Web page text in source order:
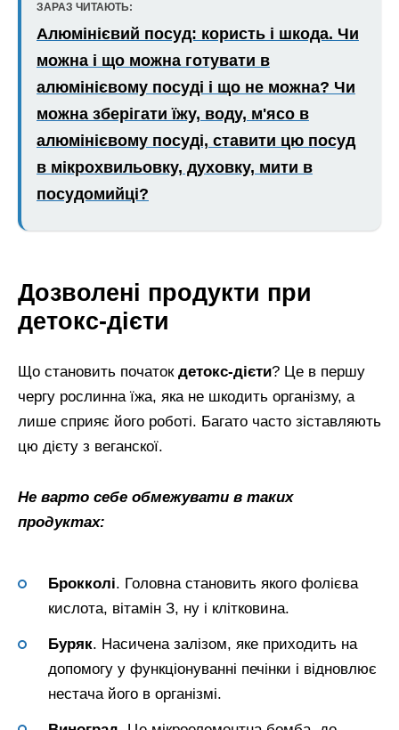
ЗАРАЗ ЧИТАЮТЬ:
Алюмінієвий посуд: користь і шкода. Чи
можна і що можна готувати в
алюмінієвому посуді і що не можна? Чи
можна зберігати їжу, воду, м'ясо в
алюмінієвому посуді, ставити цю посуд
в мікрохвильовку, духовку, мити в
посудомийці?
Дозволені продукти при
детокс-дієти
Що становить початок детокс-дієти? Це в першу
чергу рослинна їжа, яка не шкодить організму, а
лише сприяє його роботі. Багато часто зіставляють
цю дієту з веганскої.
Не варто себе обмежувати в таких
продуктах:
Брокколі. Головна становить якого фолієва
кислота, вітамін З, ну і клітковина.
Буряк. Насичена залізом, яке приходить на
допомогу у функціонуванні печінки і відновлює
нестача його в організмі.